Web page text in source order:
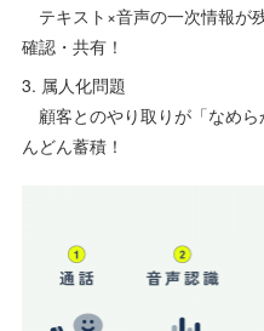
テキスト×音声の一次情報が
確認・共有！
3. 属人化問題
顧客とのやり取りが「なめ
んどん蓄積！